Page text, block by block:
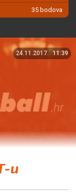
35 bodova
24.11.2017. 11:39
u